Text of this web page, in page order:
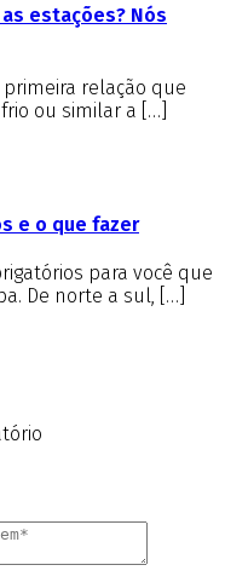
estações? Nós
relação que
ou similar a […]
e o que fazer
para você que
De norte a sul, […]